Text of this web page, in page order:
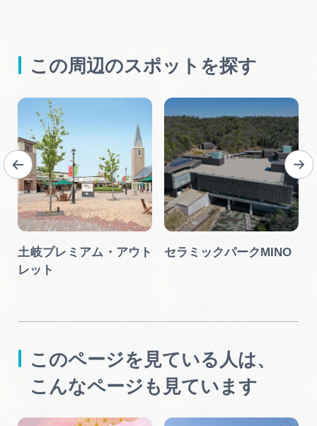
この周辺のスポットを探す
土岐プレミアム・アウト
レット
セラミックパークMINO
このページを見ている人は、
こんなページも見ています